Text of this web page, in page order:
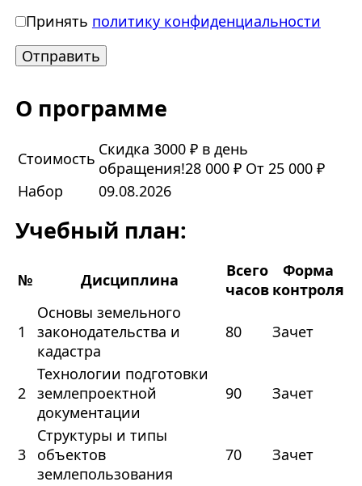
Принять политику конфиденциальности
О программе
Стоимость Скидка 3000 ₽ в день
обращения!28 000 ₽ От 25 000 ₽
Набор
09.08.2026
Учебный план:
№ Дисциплина
Всего
часов
Форма
контроля
1
Основы земельного
законодательства и
кадастра
80 Зачет
2
Технологии подготовки
землепроектной
документации
90 Зачет
3
Структуры и типы
объектов
землепользования
70 Зачет